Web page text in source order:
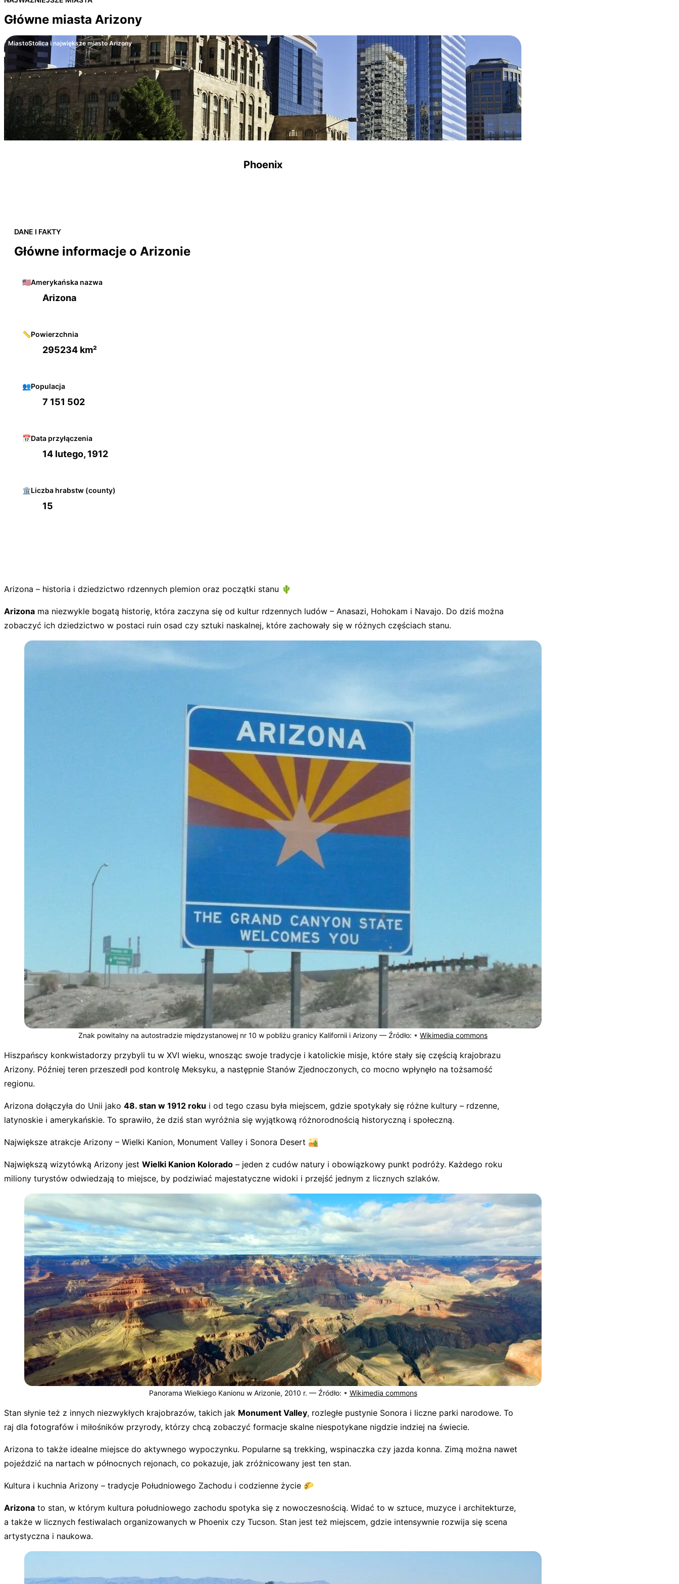
Główne miasta Arizony
MiastoStolica i największe miasto Arizony
Phoenix
DANE I FAKTY
Główne informacje o Arizonie
🇺🇸Amerykańska nazwa
Arizona
📏Powierzchnia
295234 km²
👥Populacja
7 151 502
📅Data przyłączenia
14 lutego, 1912
🏛️Liczba hrabstw (county)
15
Arizona – historia i dziedzictwo rdzennych plemion oraz początki stanu 🌵
Arizona ma niezwykle bogatą historię, która zaczyna się od kultur rdzennych ludów – Anasazi, Hohokam i Navajo. Do dziś można
zobaczyć ich dziedzictwo w postaci ruin osad czy sztuki naskalnej, które zachowały się w różnych częściach stanu.
Znak powitalny na autostradzie międzystanowej nr 10 w pobliżu granicy Kalifornii i Arizony — Źródło: • Wikimedia commons
Hiszpańscy konkwistadorzy przybyli tu w XVI wieku, wnosząc swoje tradycje i katolickie misje, które stały się częścią krajobrazu
Arizony. Później teren przeszedł pod kontrolę Meksyku, a następnie Stanów Zjednoczonych, co mocno wpłynęło na tożsamość
regionu.
Arizona dołączyła do Unii jako 48. stan w 1912 roku i od tego czasu była miejscem, gdzie spotykały się różne kultury – rdzenne,
latynoskie i amerykańskie. To sprawiło, że dziś stan wyróżnia się wyjątkową różnorodnością historyczną i społeczną.
Największe atrakcje Arizony – Wielki Kanion, Monument Valley i Sonora Desert 🏜️
Największą wizytówką Arizony jest Wielki Kanion Kolorado – jeden z cudów natury i obowiązkowy punkt podróży. Każdego roku
miliony turystów odwiedzają to miejsce, by podziwiać majestatyczne widoki i przejść jednym z licznych szlaków.
Panorama Wielkiego Kanionu w Arizonie, 2010 r. — Źródło: • Wikimedia commons
Stan słynie też z innych niezwykłych krajobrazów, takich jak Monument Valley, rozległe pustynie Sonora i liczne parki narodowe. To
raj dla fotografów i miłośników przyrody, którzy chcą zobaczyć formacje skalne niespotykane nigdzie indziej na świecie.
Arizona to także idealne miejsce do aktywnego wypoczynku. Popularne są trekking, wspinaczka czy jazda konna. Zimą można nawet
pojeździć na nartach w północnych rejonach, co pokazuje, jak zróżnicowany jest ten stan.
Kultura i kuchnia Arizony – tradycje Południowego Zachodu i codzienne życie 🌮
Arizona to stan, w którym kultura południowego zachodu spotyka się z nowoczesnością. Widać to w sztuce, muzyce i architekturze,
a także w licznych festiwalach organizowanych w Phoenix czy Tucson. Stan jest też miejscem, gdzie intensywnie rozwija się scena
artystyczna i naukowa.